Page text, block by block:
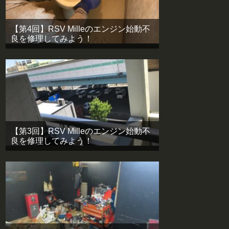
【第4回】RSV Milleのエンジン始動不
良を修理してみよう！
【第3回】RSV Milleのエンジン始動不
良を修理してみよう！